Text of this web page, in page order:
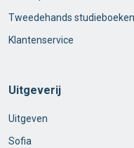
Tweedehands studieboeken
Klantenservice
Uitgeverij
Uitgeven
Sofia